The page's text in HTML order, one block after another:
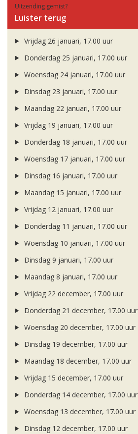
Uitzending gemist?
Luister terug
Vrijdag 26 januari, 17.00 uur
Donderdag 25 januari, 17.00 uur
Woensdag 24 januari, 17.00 uur
Dinsdag 23 januari, 17.00 uur
Maandag 22 januari, 17.00 uur
Vrijdag 19 januari, 17.00 uur
Donderdag 18 januari, 17.00 uur
Woensdag 17 januari, 17.00 uur
Dinsdag 16 januari, 17.00 uur
Maandag 15 januari, 17.00 uur
Vrijdag 12 januari, 17.00 uur
Donderdag 11 januari, 17.00 uur
Woensdag 10 januari, 17.00 uur
Dinsdag 9 januari, 17.00 uur
Maandag 8 januari, 17.00 uur
Vrijdag 22 december, 17.00 uur
Donderdag 21 december, 17.00 uur
Woensdag 20 december, 17.00 uur
Dinsdag 19 december, 17.00 uur
Maandag 18 december, 17.00 uur
Vrijdag 15 december, 17.00 uur
Donderdag 14 december, 17.00 uur
Woensdag 13 december, 17.00 uur
Dinsdag 12 december, 17.00 uur